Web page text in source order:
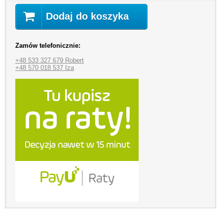
Dodaj do koszyka
Zamów telefonicznie:
+48 533 327 679 Robert
+48 570 018 537 Iza